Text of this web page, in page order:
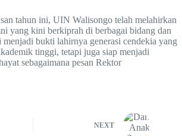
tahun ini, UIN Walisongo telah melahirkan
yang kini berkiprah di berbagai bidang dan
bukti lahirnya generasi cendekia yang
tinggi, tetapi juga siap menjadi
sebagaimana pesan Rektor
NEXT